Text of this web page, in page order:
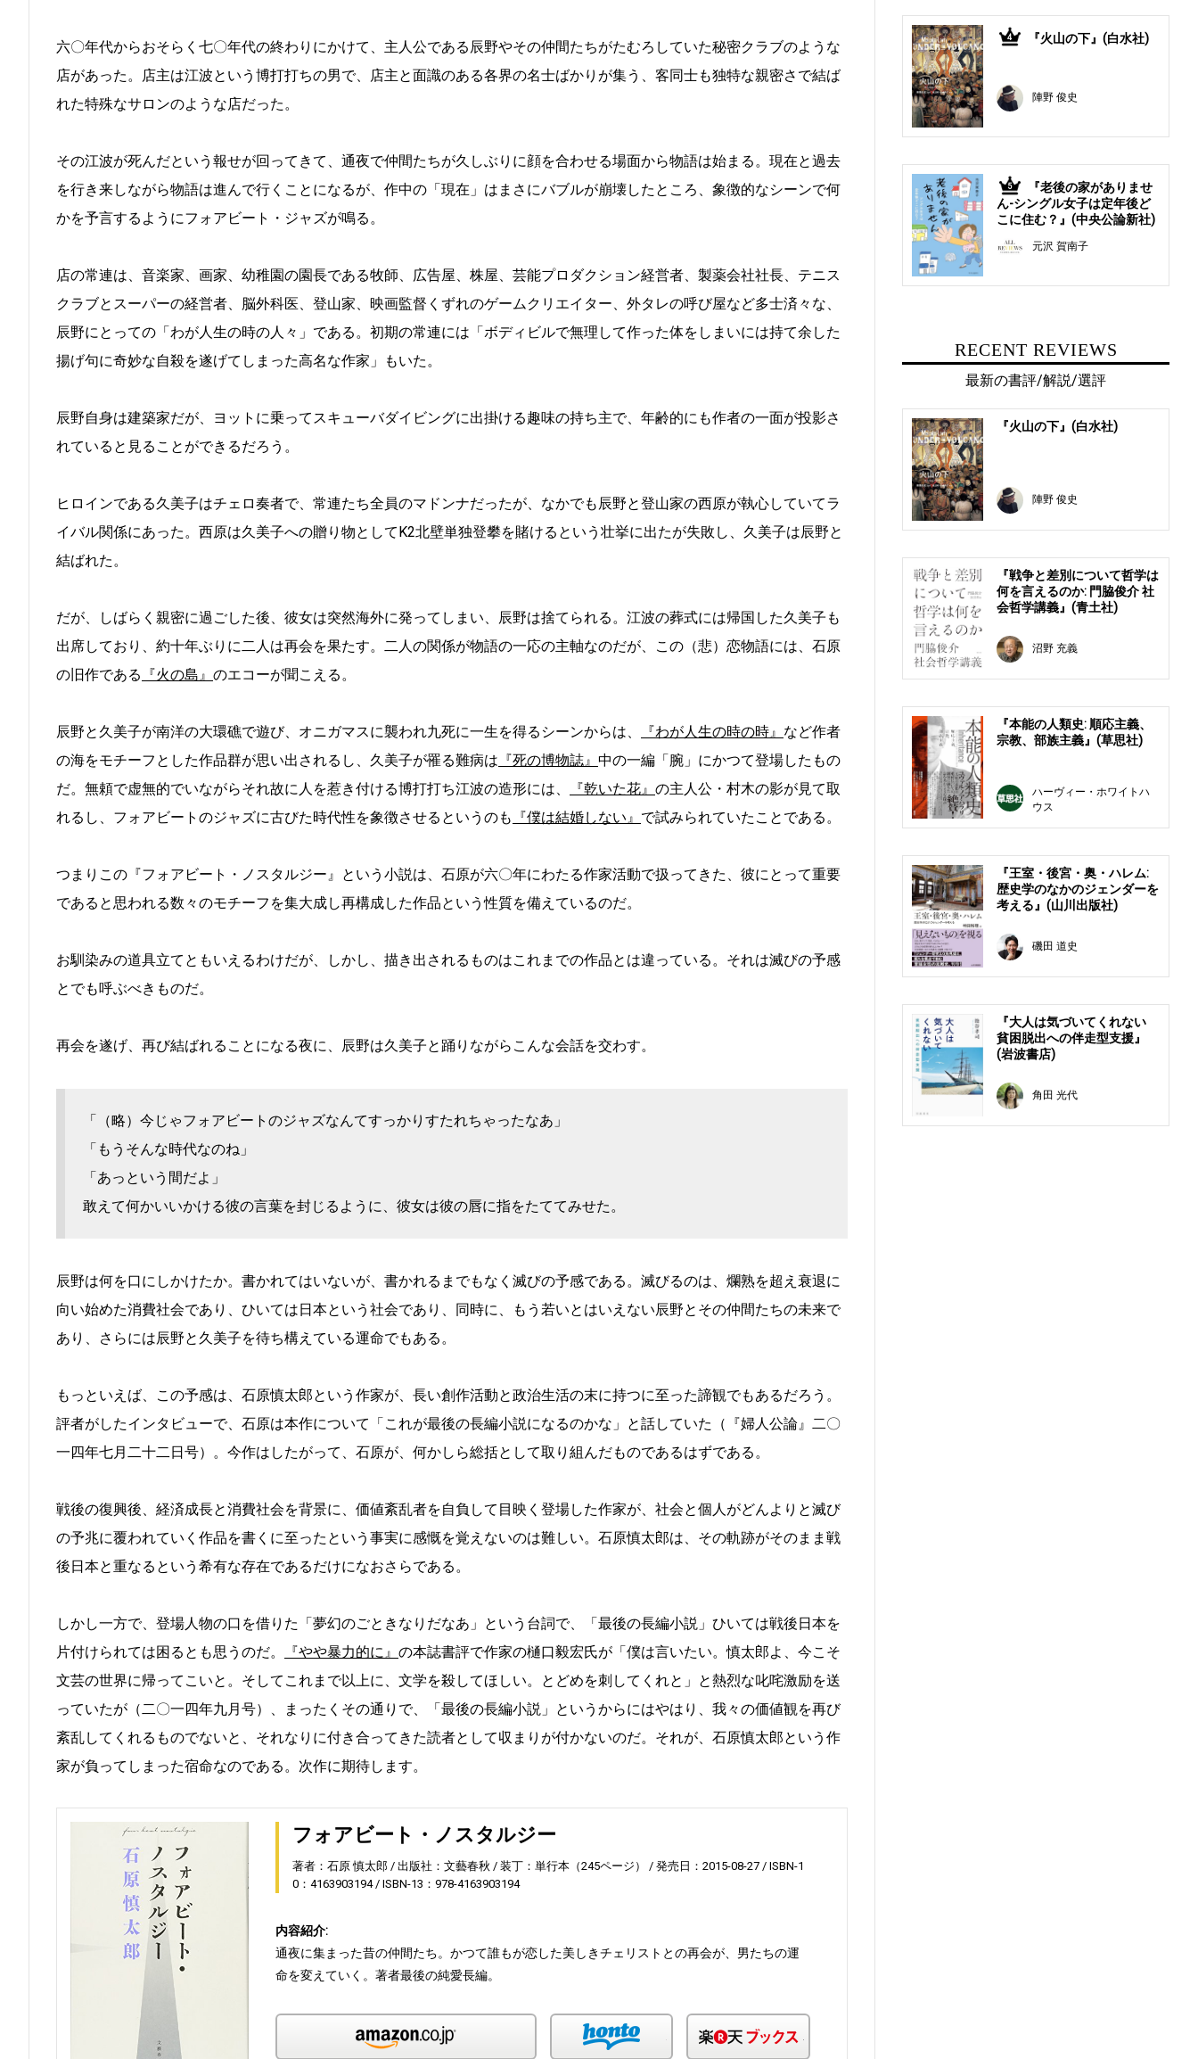
六〇年代からおそらく七〇年代の終わりにかけて、主人公である辰野やその仲間たちがたむろしていた秘密クラブのような
店があった。店主は江波という博打打ちの男で、店主と面識のある各界の名士ばかりが集う、客同士も独特な親密さで結ば
れた特殊なサロンのような店だった。
その江波が死んだという報せが回ってきて、通夜で仲間たちが久しぶりに顔を合わせる場面から物語は始まる。現在と過去
を行き来しながら物語は進んで行くことになるが、作中の「現在」はまさにバブルが崩壊したところ、象徴的なシーンで何
かを予言するようにフォアビート・ジャズが鳴る。
店の常連は、音楽家、画家、幼稚園の園長である牧師、広告屋、株屋、芸能プロダクション経営者、製薬会社社長、テニス
クラブとスーパーの経営者、脳外科医、登山家、映画監督くずれのゲームクリエイター、外タレの呼び屋など多士済々な、
辰野にとっての「わが人生の時の人々」である。初期の常連には「ボディビルで無理して作った体をしまいには持て余した
揚げ句に奇妙な自殺を遂げてしまった高名な作家」もいた。
辰野自身は建築家だが、ヨットに乗ってスキューバダイビングに出掛ける趣味の持ち主で、年齢的にも作者の一面が投影さ
れていると見ることができるだろう。
ヒロインである久美子はチェロ奏者で、常連たち全員のマドンナだったが、なかでも辰野と登山家の西原が執心していてラ
イバル関係にあった。西原は久美子への贈り物としてK2北壁単独登攀を賭けるという壮挙に出たが失敗し、久美子は辰野と
結ばれた。
だが、しばらく親密に過ごした後、彼女は突然海外に発ってしまい、辰野は捨てられる。江波の葬式には帰国した久美子も
出席しており、約十年ぶりに二人は再会を果たす。二人の関係が物語の一応の主軸なのだが、この（悲）恋物語には、石原
の旧作である 『火の島』 のエコーが聞こえる。
辰野と久美子が南洋の大環礁で遊び、オニガマスに襲われ九死に一生を得るシーンからは、 『わが人生の時の時』 など作者
の海をモチーフとした作品群が思い出されるし、久美子が罹る難病は 『死の博物誌』 中の一編「腕」にかつて登場したもの
だ。無頼で虚無的でいながらそれ故に人を惹き付ける博打打ち江波の造形には、
『乾いた花』 の主人公・村木の影が見て取
れるし、フォアビートのジャズに古びた時代性を象徴させるというのも 『僕は結婚しない』 で試みられていたことである。
つまりこの『フォアビート・ノスタルジー』という小説は、石原が六〇年にわたる作家活動で扱ってきた、彼にとって重要
であると思われる数々のモチーフを集大成し再構成した作品という性質を備えているのだ。
お馴染みの道具立てともいえるわけだが、しかし、描き出されるものはこれまでの作品とは違っている。それは滅びの予感
とでも呼ぶべきものだ。
再会を遂げ、再び結ばれることになる夜に、辰野は久美子と踊りながらこんな会話を交わす。
「（略）今じゃフォアビートのジャズなんてすっかりすたれちゃったなあ」
「もうそんな時代なのね」
「あっという間だよ」
敢えて何かいいかける彼の言葉を封じるように、彼女は彼の唇に指をたててみせた。
辰野は何を口にしかけたか。書かれてはいないが、書かれるまでもなく滅びの予感である。滅びるのは、爛熟を超え衰退に
向い始めた消費社会であり、ひいては日本という社会であり、同時に、もう若いとはいえない辰野とその仲間たちの未来で
あり、さらには辰野と久美子を待ち構えている運命でもある。
もっといえば、この予感は、石原慎太郎という作家が、長い創作活動と政治生活の末に持つに至った諦観でもあるだろう。
評者がしたインタビューで、石原は本作について「これが最後の長編小説になるのかな」と話していた（『婦人公論』二〇
一四年七月二十二日号）。今作はしたがって、石原が、何かしら総括として取り組んだものであるはずである。
戦後の復興後、経済成長と消費社会を背景に、価値紊乱者を自負して目映く登場した作家が、社会と個人がどんよりと滅び
の予兆に覆われていく作品を書くに至ったという事実に感慨を覚えないのは難しい。石原慎太郎は、その軌跡がそのまま戦
後日本と重なるという希有な存在であるだけになおさらである。
しかし一方で、登場人物の口を借りた「夢幻のごときなりだなあ」という台詞で、「最後の長編小説」ひいては戦後日本を
片付けられては困るとも思うのだ。
『やや暴力的に』 の本誌書評で作家の樋口毅宏氏が「僕は言いたい。慎太郎よ、今こそ
文芸の世界に帰ってこいと。そしてこれまで以上に、文学を殺してほしい。とどめを刺してくれと」と熱烈な叱咤激励を送
っていたが（二〇一四年九月号）、まったくその通りで、「最後の長編小説」というからにはやはり、我々の価値観を再び
紊乱してくれるものでないと、それなりに付き合ってきた読者として収まりが付かないのだ。それが、石原慎太郎という作
家が負ってしまった宿命なのである。次作に期待します。
フォアビート・ノスタルジー
著者：石原 慎太郎 出版社：文藝春秋 装丁：単行本（245ページ） 発売日：2015-08-27
ISBN-1
0：4163903194
ISBN-13：978-4163903194
内容紹介:
通夜に集まった昔の仲間たち。かつて誰もが恋した美しきチェリストとの再会が、男たちの運
命を変えていく。著者最後の純愛長編。
honto
4 『火山の下』(白水社)
陣野 俊史
5
『老後の家がありませ
ん-シングル女子は定年後ど
こに住む？』(中央公論新社)
元沢 賀南子
RECENT REVIEWS
最新の書評/解説/選評
『火山の下』(白水社)
陣野 俊史
『戦争と差別について哲学は
何を言えるのか: 門脇俊介 社
会哲学講義』(青土社)
沼野 充義
『本能の人類史: 順応主義、
宗教、部族主義』(草思社)
ハーヴィー・ホワイトハ
ウス
『王室・後宮・奥・ハレム:
歴史学のなかのジェンダーを
考える』(山川出版社)
磯田 道史
『大人は気づいてくれない
貧困脱出への伴走型支援』
(岩波書店)
角田 光代